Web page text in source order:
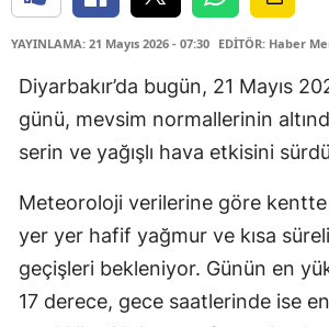
YAYINLAMA: 21 Mayıs 2026 - 07:30 EDİTÖR: Haber
Diyarbakır’da bugün, 21 Mayıs
günü, mevsim normallerinin
serin ve yağışlı hava etkisini
Meteoroloji verilerine göre
yer yer hafif yağmur ve kısa
geçişleri bekleniyor. Günün en
17 derece, gece saatlerinde ise